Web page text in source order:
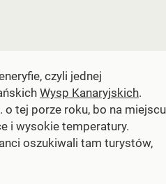
czyli jednej
Wysp Kanaryjskich.
o tej porze roku, bo na miejscu
i wysokie temperatury.
oszukiwali tam turystów,